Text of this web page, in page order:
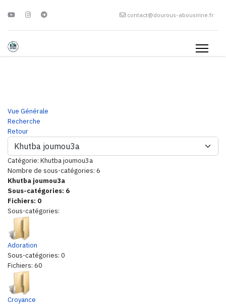
contact@dourous-abousirine.fr
Vue Générale
Recherche
Retour
Catégorie: Khutba joumou3a
Nombre de sous-catégories: 6
Khutba joumou3a
Sous-catégories: 6
Fichiers: 0
Sous-catégories:
Adoration
Sous-catégories: 0
Fichiers: 60
Croyance